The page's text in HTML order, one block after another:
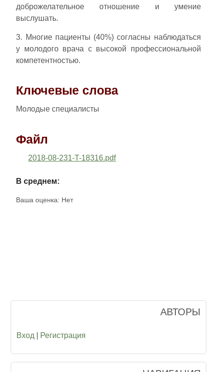
доброжелательное отношение и умение
выслушать.
3. Многие пациенты (40%) согласны наблюдаться
у молодого врача с высокой профессиональной
компетентностью.
Ключевые слова
Молодые специалисты
Файл
2018-08-231-T-18316.pdf
В среднем:
Ваша оценка: Нет
АВТОРЫ
Вход Регистрация